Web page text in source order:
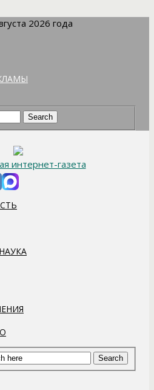
2026 года
интернет-газета